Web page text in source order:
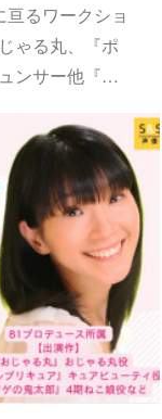
るワークショ
ゃる丸、『ポ
ンサー他『…